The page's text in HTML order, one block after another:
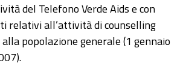
del Telefono Verde Aids e con
relativi all’attività di counselling
popolazione generale (1 gennaio